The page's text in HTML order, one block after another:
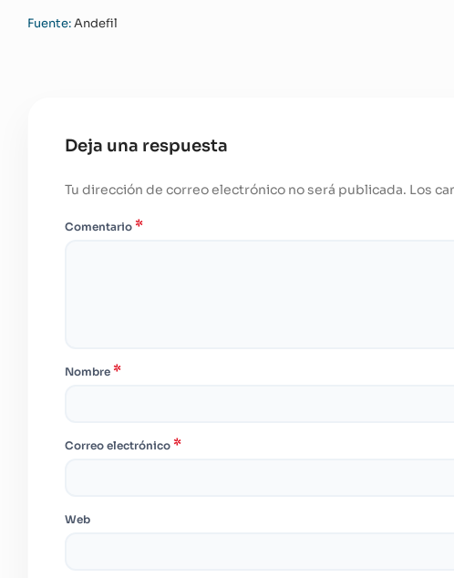
Fuente:Andefil
Deja una respuesta
Tu dirección de correo electrónico no será publicada. Los
Comentario *
Nombre *
Correo electrónico *
Web